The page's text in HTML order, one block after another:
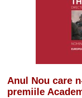
Anul Nou care
premiile